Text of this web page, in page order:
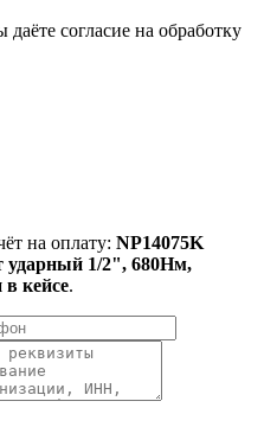
согласие на обработку
на оплату: NP14075K
ударный 1/2", 680Нм,
кейсе.